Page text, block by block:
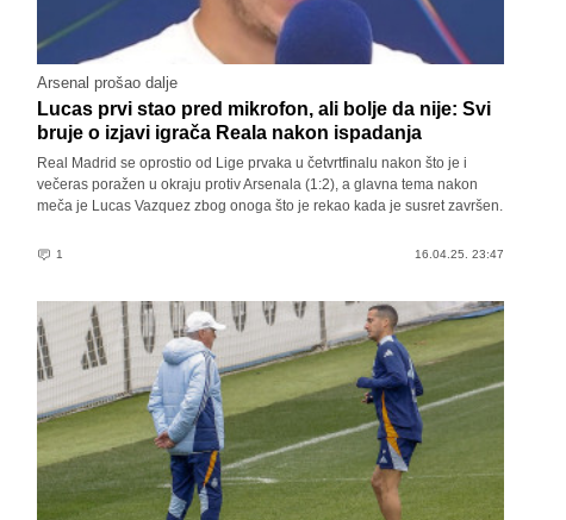
Arsenal prošao dalje
Lucas prvi stao pred mikrofon, ali bolje da nije: Svi
bruje o izjavi igrača Reala nakon ispadanja
Real Madrid se oprostio od Lige prvaka u četvrtfinalu nakon što je i
večeras poražen u okraju protiv Arsenala (1:2), a glavna tema nakon
meča je Lucas Vazquez zbog onoga što je rekao kada je susret završen.
1 16.04.25. 23:47